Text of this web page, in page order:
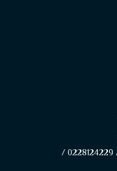
0228124229 /